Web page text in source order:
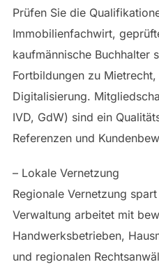
Prüfen Sie die
Immobilienfachwirt,
kaufmännische Buchhalter
Fortbildungen zu
Digitalisierung.
IVD, GdW) sind ein
Referenzen und
– Lokale Vernetzung
Regionale Vernetzung
Verwaltung arbeitet mit
Handwerksbetrieben,
und regionalen